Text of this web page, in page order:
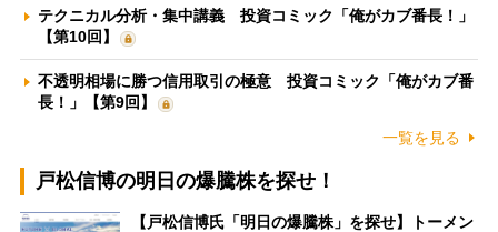
テクニカル分析・集中講義 投資コミック「俺がカブ番長！」
【第10回】
不透明相場に勝つ信用取引の極意 投資コミック「俺がカブ番
長！」【第9回】
一覧を見る
戸松信博の明日の爆騰株を探せ！
【戸松信博氏「明日の爆騰株」を探せ】トーメン